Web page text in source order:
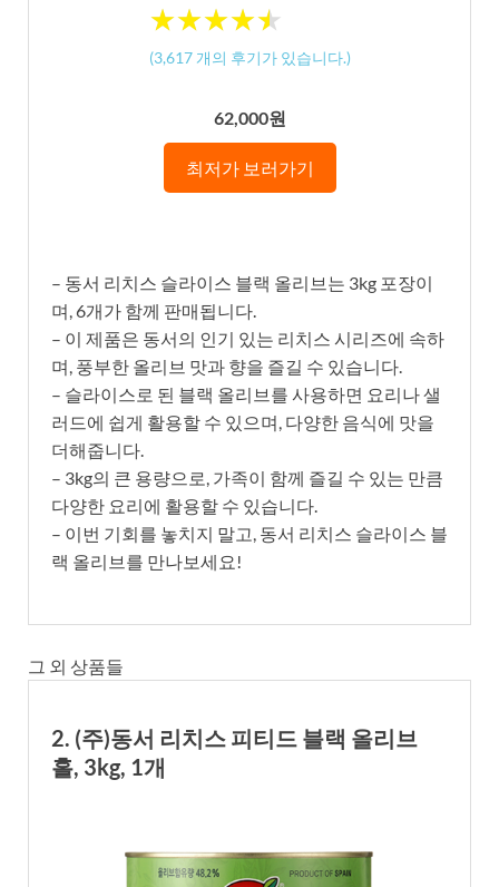
★★★★★
★★★★★
(3,617개의 후기가 있습니다.)
62,000원
최저가 보러가기
– 동서 리치스 슬라이스 블랙 올리브는 3kg 포장이
며, 6개가 함께 판매됩니다.
– 이 제품은 동서의 인기 있는 리치스 시리즈에 속하
며, 풍부한 올리브 맛과 향을 즐길 수 있습니다.
– 슬라이스로 된 블랙 올리브를 사용하면 요리나 샐
러드에 쉽게 활용할 수 있으며, 다양한 음식에 맛을
더해줍니다.
– 3kg의 큰 용량으로, 가족이 함께 즐길 수 있는 만큼
다양한 요리에 활용할 수 있습니다.
– 이번 기회를 놓치지 말고, 동서 리치스 슬라이스 블
랙 올리브를 만나보세요!
그 외 상품들
2. (주)동서 리치스 피티드 블랙 올리브
홀, 3kg, 1개